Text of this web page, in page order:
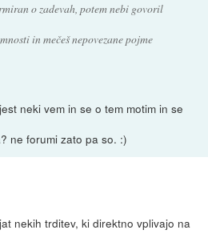
o zadevah, potem nebi govoril
in mečeš nepovezane pojme
neki vem in se o tem motim in se
ne forumi zato pa so. :)
nekih trditev, ki direktno vplivajo na